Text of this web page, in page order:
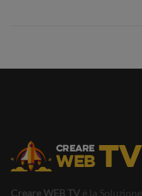
Creare WEB TV è la Soluzione